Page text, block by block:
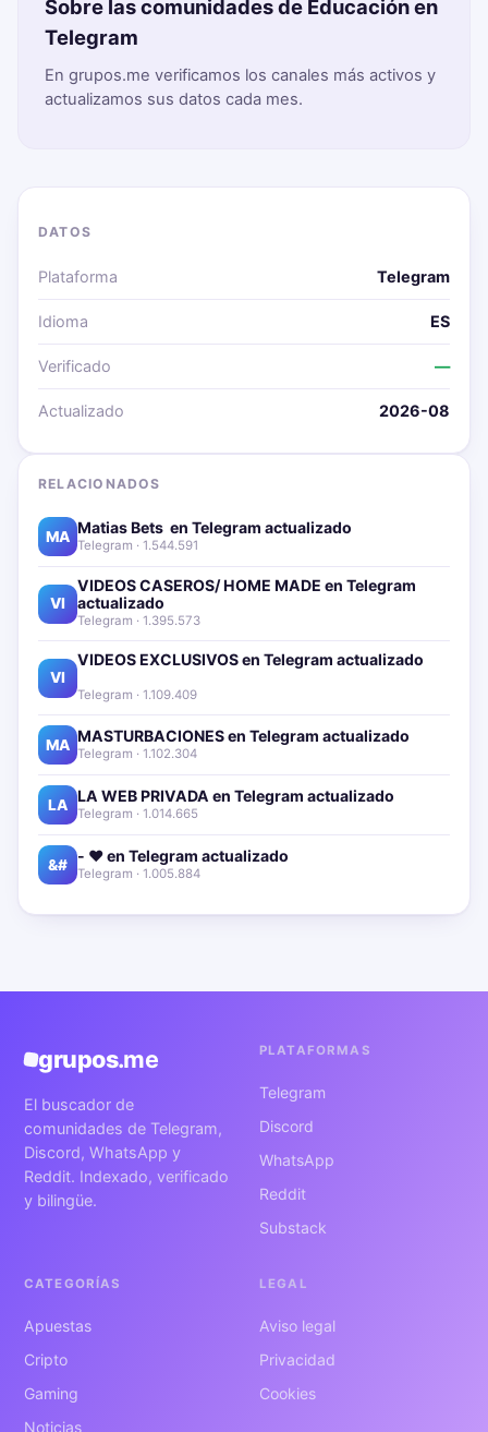
Sobre las comunidades de Educación en
Telegram
En grupos.me verificamos los canales más activos y
actualizamos sus datos cada mes.
DATOS
Plataforma Telegram
Idioma ES
Verificado —
Actualizado 2026-08
RELACIONADOS
MA Matias Bets ‍ en Telegram actualizado📱🔥
Telegram · 1.544.591
VI
VIDEOS CASEROS/ HOME MADE en Telegram
actualizado📱🔥
Telegram · 1.395.573
VI
VIDEOS EXCLUSIVOS en Telegram actualizado📱
Telegram · 1.109.409
MA MASTURBACIONES en Telegram actualizado📱🔥
Telegram · 1.102.304
LA LA WEB PRIVADA en Telegram actualizado📱🔥
Telegram · 1.014.665
&# - ❤️ en Telegram actualizado📱🔥
Telegram · 1.005.884
grupos.me
El buscador de
comunidades de Telegram,
Discord, WhatsApp y
Reddit. Indexado, verificado
y bilingüe.
PLATAFORMAS
Telegram
Discord
WhatsApp
Reddit
Substack
CATEGORÍAS
Apuestas
Cripto
Gaming
Noticias
LEGAL
Aviso legal
Privacidad
Cookies